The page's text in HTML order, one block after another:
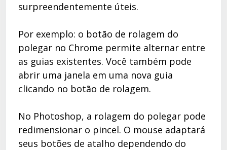
surpreendentemente úteis.
Por exemplo: o botão de rolagem do
polegar no Chrome permite alternar entre
as guias existentes. Você também pode
abrir uma janela em uma nova guia
clicando no botão de rolagem.
No Photoshop, a rolagem do polegar pode
redimensionar o pincel. O mouse adaptará
seus botões de atalho dependendo do